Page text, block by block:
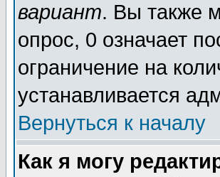
вариант. Вы также
опрос, 0 означает
ограничение на
устанавливается
Вернуться к началу
Как я могу